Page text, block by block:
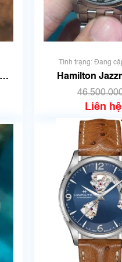
Tình trạng: Đang
Hamilton
Viewmatic
(Màu
Liên hệ